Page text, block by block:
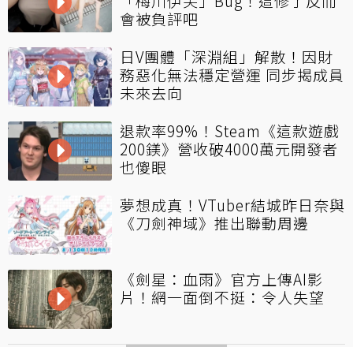
會被負評吧
日V團體「深淵組」解散！因財
務惡化無法穩定營運 同步揭成員
未來去向
退款率99%！Steam《這款遊戲
200鎂》營收破4000萬元開發者
也傻眼
夢想成真！VTuber結城昨日奈與
《刀劍神域》推出聯動周邊
《劍星：血雨》官方上傳AI影
片！網一面倒不挺：令人失望